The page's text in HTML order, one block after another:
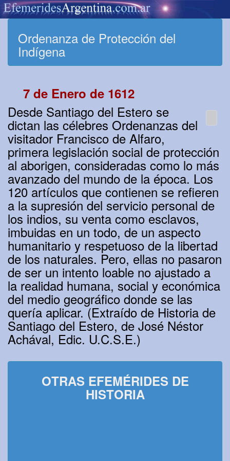
Ordenanza de Protección del
Indígena
7 de Enero de 1612
Desde Santiago del Estero se
dictan las célebres Ordenanzas del
visitador Francisco de Alfaro,
primera legislación social de protección
al aborigen, consideradas como lo más
avanzado del mundo de la época. Los
120 artículos que contienen se refieren
a la supresión del servicio personal de
los indios, su venta como esclavos,
imbuidas en un todo, de un aspecto
humanitario y respetuoso de la libertad
de los naturales. Pero, ellas no pasaron
de ser un intento loable no ajustado a
la realidad humana, social y económica
del medio geográfico donde se las
quería aplicar. (Extraído de Historia de
Santiago del Estero, de José Néstor
Achával, Edic. U.C.S.E.)
OTRAS EFEMÉRIDES DE
HISTORIA